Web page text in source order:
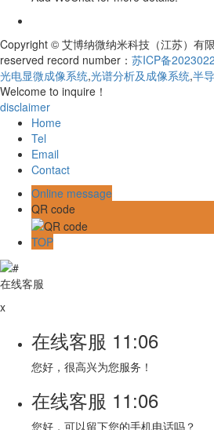
Copyright © 艾博纳微纳米科技（江苏）有
reserved record number： 苏ICP备
光电显微成像系统,光谱分析及成像系统,半
Welcome to inquire！
disclaimer
Home
Tel
Email
Contact
Online message
QR code
TOP
在线客服
x
在线客服 11:06
您好，很高兴为您服务！
在线客服 11:06
您好，可以留下您的手机电话吗？